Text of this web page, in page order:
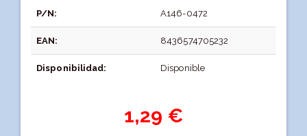
P/N: A146-0472
EAN: 8436574705232
Disponibilidad: Disponible
1,29 €